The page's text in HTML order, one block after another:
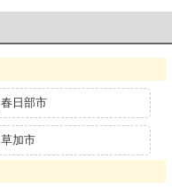
春日部市
草加市